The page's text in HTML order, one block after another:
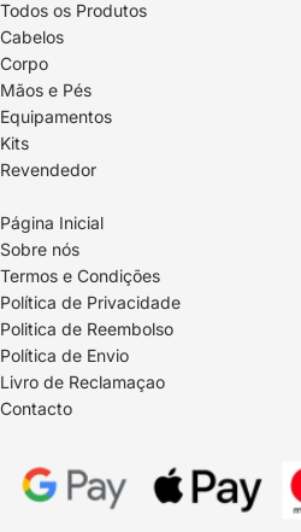
Todos os Produtos
Cabelos
Corpo
Mãos e Pés
Equipamentos
Kits
Revendedor
Página Inicial
Sobre nós
Termos e Condições
Política de Privacidade
Politica de Reembolso
Política de Envio
Livro de Reclamaçao
Contacto